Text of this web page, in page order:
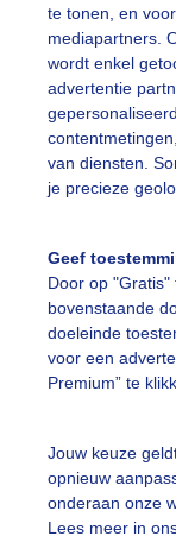
te tonen, en
mediapartners.
wordt enkel
advertentie
van diensten.
je precieze
Geef
Door op
bovenstaande
doeleinde
voor een
Premium” te
Jouw keuze
opnieuw
onderaan onze
Lees meer in
Zon
slideshow
vragen